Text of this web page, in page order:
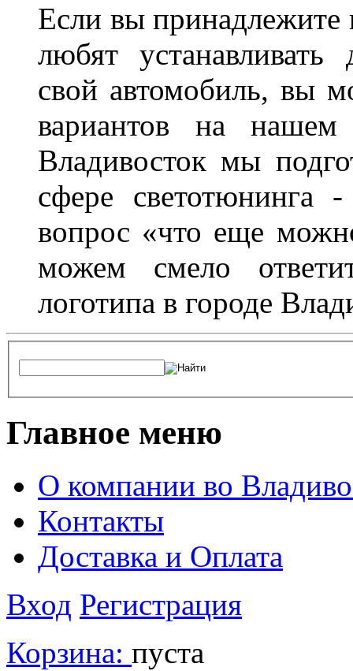
Если вы принадлежите
любят устанавливать
свой автомобиль, вы
вариантов на
Владивосток мы
сфере светотюнинга
вопрос «что еще
можем смело
логотипа в городе
Главное меню
О компании во
Контакты
Доставка и Оплата
Вход Регистрация
Корзина: пуста